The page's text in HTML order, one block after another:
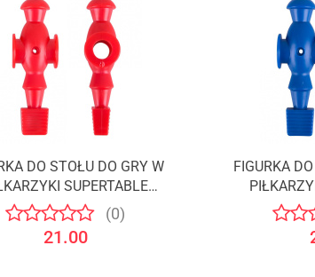
DO STOŁU DO GRY W
SUPERTABLE
CZERWONY /WORKER
(0)
21.00
FIGURKA